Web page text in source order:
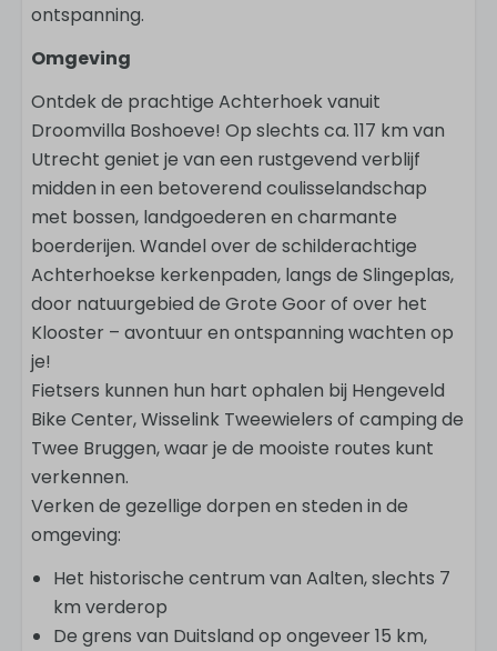
ontspanning.
Omgeving
Ontdek de prachtige Achterhoek vanuit
Droomvilla Boshoeve! Op slechts ca. 117 km van
Utrecht geniet je van een rustgevend verblijf
midden in een betoverend coulisselandschap
met bossen, landgoederen en charmante
boerderijen. Wandel over de schilderachtige
Achterhoekse kerkenpaden, langs de Slingeplas,
door natuurgebied de Grote Goor of over het
Klooster – avontuur en ontspanning wachten op
je!
Fietsers kunnen hun hart ophalen bij Hengeveld
Bike Center, Wisselink Tweewielers of camping de
Twee Bruggen, waar je de mooiste routes kunt
verkennen.
Verken de gezellige dorpen en steden in de
omgeving:
Het historische centrum van Aalten, slechts 7
km verderop
De grens van Duitsland op ongeveer 15 km,